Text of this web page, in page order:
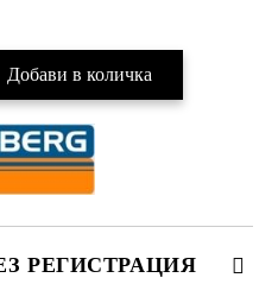
РЕГИСТРАЦИЯ